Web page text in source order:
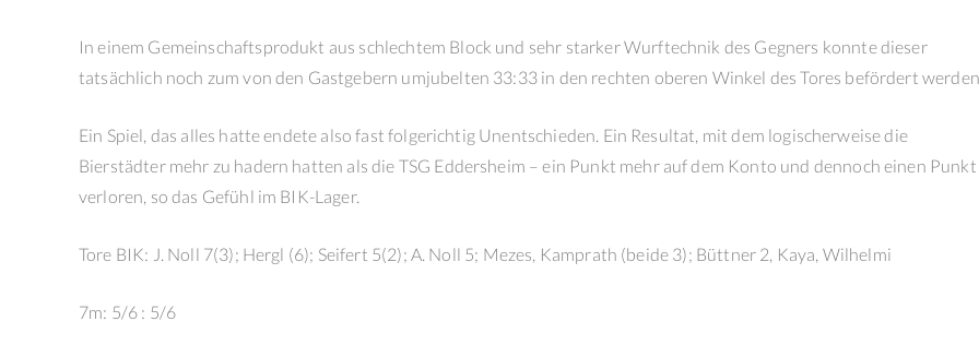
In einem Gemeinschaftsprodukt aus schlechtem Block und sehr starker Wurftechnik des Gegners konnte dieser
tatsächlich noch zum von den Gastgebern umjubelten 33:33 in den rechten oberen Winkel des Tores befördert
Ein Spiel, das alles hatte endete also fast folgerichtig Unentschieden. Ein Resultat, mit dem logischerweise die
Bierstädter mehr zu hadern hatten als die TSG Eddersheim – ein Punkt mehr auf dem Konto und dennoch einen Punkt
verloren, so das Gefühl im BIK-Lager.
Tore BIK: J. Noll 7(3); Hergl (6); Seifert 5(2); A. Noll 5; Mezes, Kamprath (beide 3); Büttner 2, Kaya, Wilhelmi
7m: 5/6 : 5/6